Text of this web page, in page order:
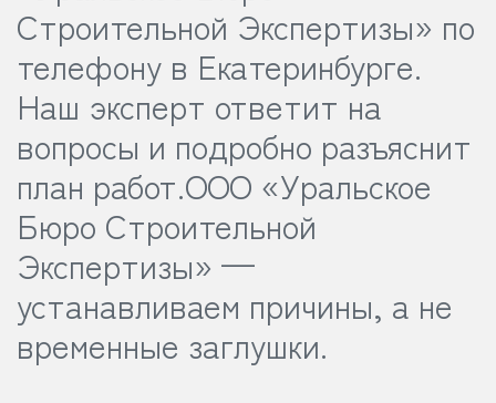
Строительной Экспертизы» по
телефону в Екатеринбурге.
Наш эксперт ответит на
вопросы и подробно разъяснит
план работ.ООО «Уральское
Бюро Строительной
Экспертизы» —
устанавливаем причины, а не
временные заглушки.